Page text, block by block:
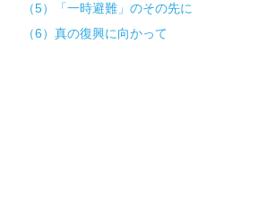
（5）「一時避難」のその先に
（6）真の復興に向かって